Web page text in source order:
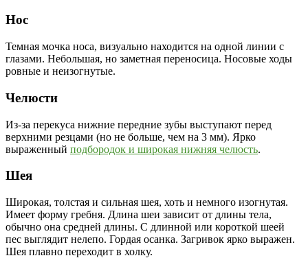
Нос
Темная мочка носа, визуально находится на одной линии с
глазами. Небольшая, но заметная переносица. Носовые ходы
ровные и неизогнутые.
Челюсти
Из-за перекуса нижние передние зубы выступают перед
верхними резцами (но не больше, чем на 3 мм). Ярко
выраженный подбородок и широкая нижняя челюсть.
Шея
Широкая, толстая и сильная шея, хоть и немного изогнутая.
Имеет форму гребня. Длина шеи зависит от длины тела,
обычно она средней длины. С длинной или короткой шеей
пес выглядит нелепо. Гордая осанка. Загривок ярко выражен.
Шея плавно переходит в холку.